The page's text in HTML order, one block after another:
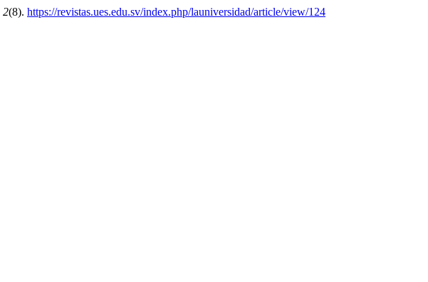
2(8). https://revistas.ues.edu.sv/index.php/launiversidad/article/view/124